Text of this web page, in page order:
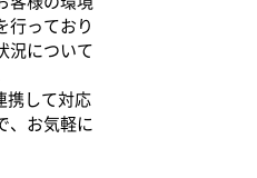
リアを見る
客様の環境
っており